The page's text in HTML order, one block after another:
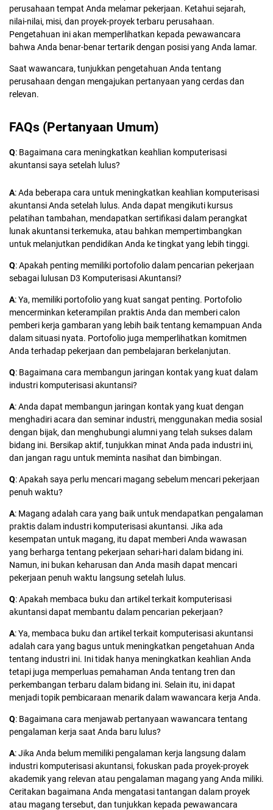
perusahaan tempat Anda melamar pekerjaan. Ketahui sejarah,
nilai-nilai, misi, dan proyek-proyek terbaru perusahaan.
Pengetahuan ini akan memperlihatkan kepada pewawancara
bahwa Anda benar-benar tertarik dengan posisi yang Anda lamar.
Saat wawancara, tunjukkan pengetahuan Anda tentang
perusahaan dengan mengajukan pertanyaan yang cerdas dan
relevan.
FAQs (Pertanyaan Umum)
Q: Bagaimana cara meningkatkan keahlian komputerisasi
akuntansi saya setelah lulus?
A: Ada beberapa cara untuk meningkatkan keahlian komputerisasi
akuntansi Anda setelah lulus. Anda dapat mengikuti kursus
pelatihan tambahan, mendapatkan sertifikasi dalam perangkat
lunak akuntansi terkemuka, atau bahkan mempertimbangkan
untuk melanjutkan pendidikan Anda ke tingkat yang lebih tinggi.
Q: Apakah penting memiliki portofolio dalam pencarian pekerjaan
sebagai lulusan D3 Komputerisasi Akuntansi?
A: Ya, memiliki portofolio yang kuat sangat penting. Portofolio
mencerminkan keterampilan praktis Anda dan memberi calon
pemberi kerja gambaran yang lebih baik tentang kemampuan Anda
dalam situasi nyata. Portofolio juga memperlihatkan komitmen
Anda terhadap pekerjaan dan pembelajaran berkelanjutan.
Q: Bagaimana cara membangun jaringan kontak yang kuat dalam
industri komputerisasi akuntansi?
A: Anda dapat membangun jaringan kontak yang kuat dengan
menghadiri acara dan seminar industri, menggunakan media sosial
dengan bijak, dan menghubungi alumni yang telah sukses dalam
bidang ini. Bersikap aktif, tunjukkan minat Anda pada industri ini,
dan jangan ragu untuk meminta nasihat dan bimbingan.
Q: Apakah saya perlu mencari magang sebelum mencari pekerjaan
penuh waktu?
A: Magang adalah cara yang baik untuk mendapatkan pengalaman
praktis dalam industri komputerisasi akuntansi. Jika ada
kesempatan untuk magang, itu dapat memberi Anda wawasan
yang berharga tentang pekerjaan sehari-hari dalam bidang ini.
Namun, ini bukan keharusan dan Anda masih dapat mencari
pekerjaan penuh waktu langsung setelah lulus.
Q: Apakah membaca buku dan artikel terkait komputerisasi
akuntansi dapat membantu dalam pencarian pekerjaan?
A: Ya, membaca buku dan artikel terkait komputerisasi akuntansi
adalah cara yang bagus untuk meningkatkan pengetahuan Anda
tentang industri ini. Ini tidak hanya meningkatkan keahlian Anda
tetapi juga memperluas pemahaman Anda tentang tren dan
perkembangan terbaru dalam bidang ini. Selain itu, ini dapat
menjadi topik pembicaraan menarik dalam wawancara kerja Anda.
Q: Bagaimana cara menjawab pertanyaan wawancara tentang
pengalaman kerja saat Anda baru lulus?
A: Jika Anda belum memiliki pengalaman kerja langsung dalam
industri komputerisasi akuntansi, fokuskan pada proyek-proyek
akademik yang relevan atau pengalaman magang yang Anda miliki.
Ceritakan bagaimana Anda mengatasi tantangan dalam proyek
atau magang tersebut, dan tunjukkan kepada pewawancara